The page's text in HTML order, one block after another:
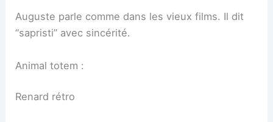
Auguste parle comme dans les vieux films. Il dit
“sapristi” avec sincérité.
Animal totem :
Renard rétro